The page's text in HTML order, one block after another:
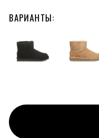
ВАРИАНТЫ: